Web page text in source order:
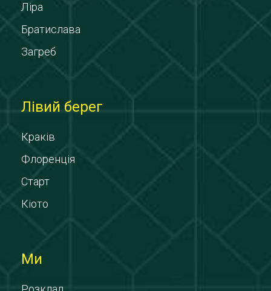
Ліра
Братислава
Загреб
Лівий берег
Краків
Флоренція
Старт
Кіото
Ми